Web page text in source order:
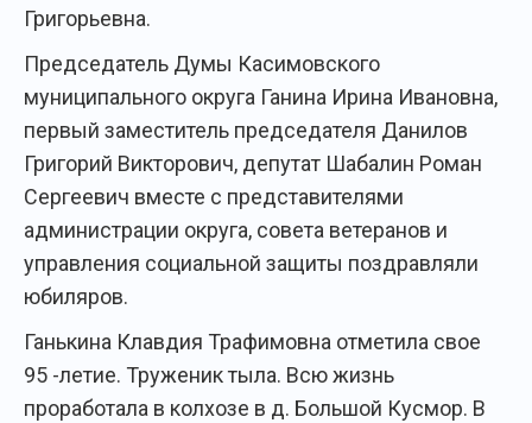
Григорьевна.
Председатель Думы Касимовского
муниципального округа Ганина Ирина Ивановна,
первый заместитель председателя Данилов
Григорий Викторович, депутат Шабалин Роман
Сергеевич вместе с представителями
администрации округа, совета ветеранов и
управления социальной защиты поздравляли
юбиляров.
Ганькина Клавдия Трафимовна отметила свое
95 -летие. Труженик тыла. Всю жизнь
проработала в колхозе в д. Большой Кусмор. В